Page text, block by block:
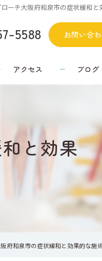
ーチ大阪府和泉市の症状緩和
5588 お問い合
アクセス ブログ
と効果
府和泉市の症状緩和と効果的な施